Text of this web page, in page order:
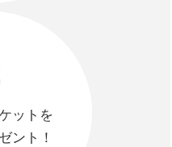
ットを
ント！